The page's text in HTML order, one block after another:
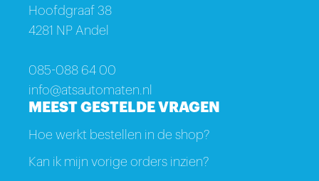
Hoofdgraaf 38
4281 NP Andel
085-088 64 00
info@atsautomaten.nl
MEEST GESTELDE VRAGEN
Hoe werkt bestellen in de shop?
Kan ik mijn vorige orders inzien?